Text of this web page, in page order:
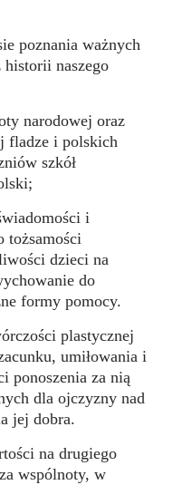
poznania ważnych
naszego
narodowej oraz
fladze i polskich
szkół
i
tożsamości
dzieci na
do
formy pomocy.
plastycznej
umiłowania i
ponoszenia za nią
dla ojczyzny nad
jej dobra.
na drugiego
wspólnoty, w